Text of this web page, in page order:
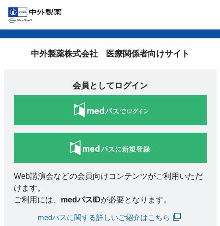
中外製薬株式会社 医療関係者向けサイト
会員としてログイン
Web講演会などの会員向けコンテンツがご利用いただ
けます。
ご利用には、 medパスIDが必要となります。
medパスに関する詳しいご紹介はこちら